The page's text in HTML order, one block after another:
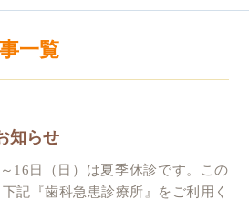
一覧
知らせ
16日（日）は夏季休診です。この
記『歯科急患診療所』をご利用く